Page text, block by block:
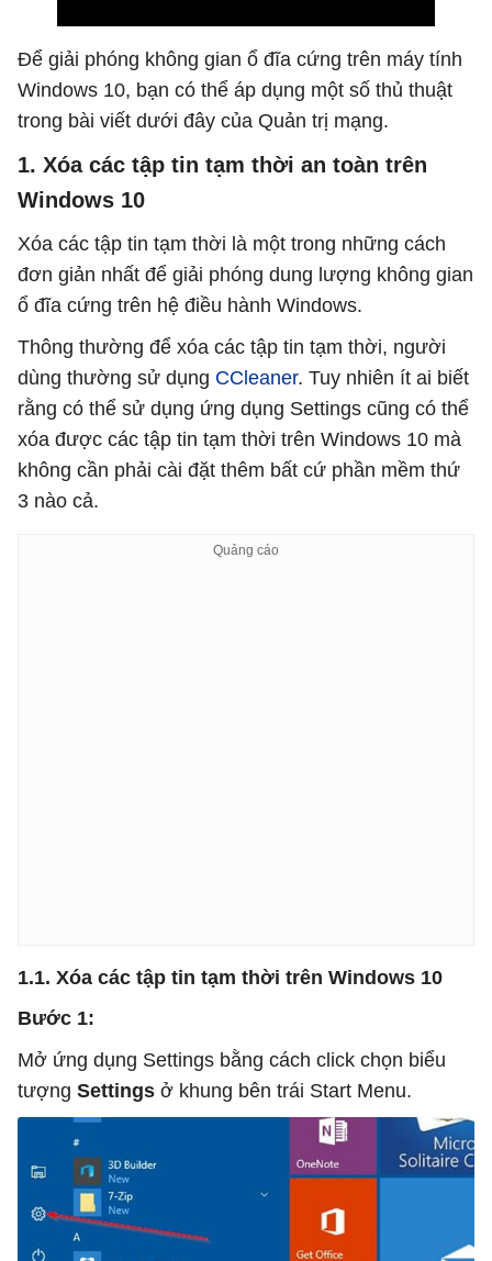
Để giải phóng không gian ổ đĩa cứng trên máy tính
Windows 10, bạn có thể áp dụng một số thủ thuật
trong bài viết dưới đây của Quản trị mạng.
1. Xóa các tập tin tạm thời an toàn trên
Windows 10
Xóa các tập tin tạm thời là một trong những cách
đơn giản nhất để giải phóng dung lượng không gian
ổ đĩa cứng trên hệ điều hành Windows.
Thông thường để xóa các tập tin tạm thời, người
dùng thường sử dụng CCleaner. Tuy nhiên ít ai biết
rằng có thể sử dụng ứng dụng Settings cũng có thể
xóa được các tập tin tạm thời trên Windows 10 mà
không cần phải cài đặt thêm bất cứ phần mềm thứ
3 nào cả.
1.1. Xóa các tập tin tạm thời trên Windows 10
Bước 1:
Mở ứng dụng Settings bằng cách click chọn biểu
tượng Settings ở khung bên trái Start Menu.